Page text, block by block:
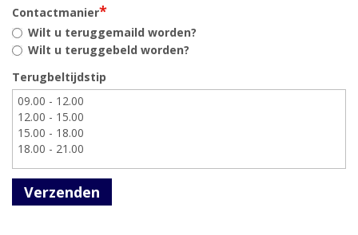
Contactmanier*
Wilt u teruggemaild worden?
Wilt u teruggebeld worden?
Terugbeltijdstip
Verzenden